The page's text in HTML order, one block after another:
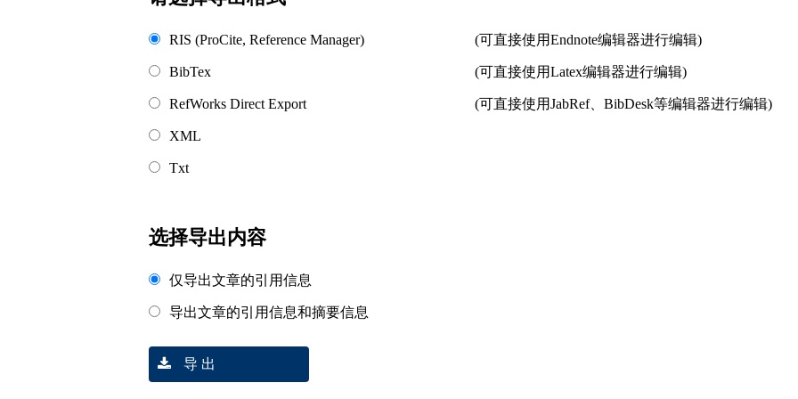
RIS (ProCite, Reference Manager) (可直接使用Endnote编辑器进行编辑)
BibTex (可直接使用Latex编辑器进行编辑)
RefWorks Direct Export (可直接使用JabRef、BibDesk等编辑器进行编辑)
XML
Txt
选择导出内容
仅导出文章的引用信息
导出文章的引用信息和摘要信息
导 出